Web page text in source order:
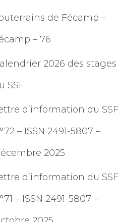
de Fécamp –
– 76
2026 des stages
SSF
d’information du SSF
– ISSN 2491-5807 –
2025
d’information du SSF
– ISSN 2491-5807 –